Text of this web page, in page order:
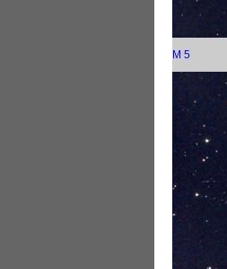
M 5